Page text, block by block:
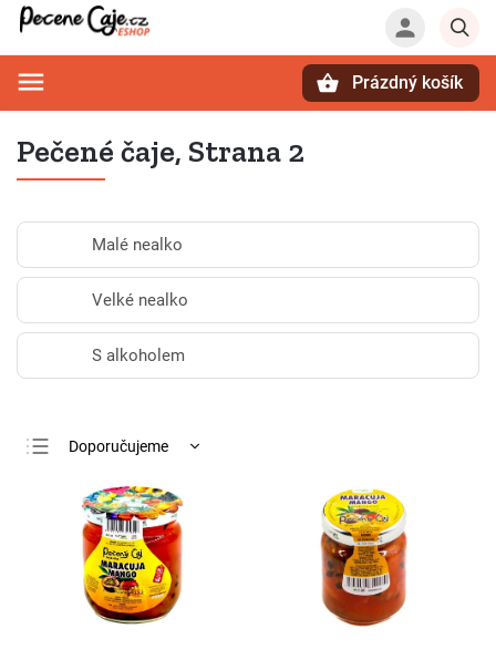
Prázdný košík
Pečené čaje, Strana 2
Malé nealko
Velké nealko
S alkoholem
Doporučujeme
Nejdražší
Nejprodávanější
Abecedně